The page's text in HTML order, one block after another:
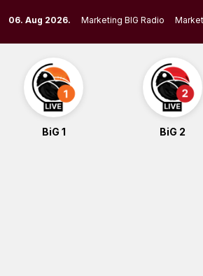
to
content
06. Aug 2026. Marketing BIG Radio
BiG 1 BiG 2